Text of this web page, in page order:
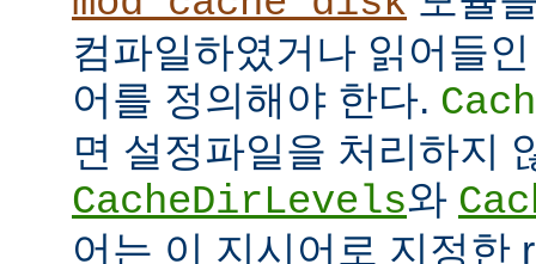
컴파일하였거나 읽어들
어를 정의해야 한다.
면 설정파일을 처리하지
CacheDirLevels와
어는 이 지시어로 지정한